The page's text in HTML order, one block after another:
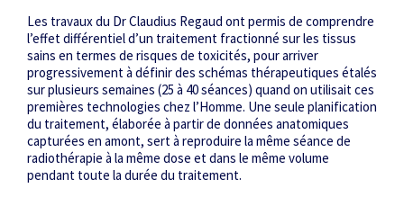
Les travaux du Dr Claudius Regaud ont permis de comprendre
l’effet différentiel d’un traitement fractionné sur les tissus
sains en termes de risques de toxicités, pour arriver
progressivement à définir des schémas thérapeutiques étalés
sur plusieurs semaines (25 à 40 séances) quand on utilisait ces
premières technologies chez l’Homme. Une seule planification
du traitement, élaborée à partir de données anatomiques
capturées en amont, sert à reproduire la même séance de
radiothérapie à la même dose et dans le même volume
pendant toute la durée du traitement.